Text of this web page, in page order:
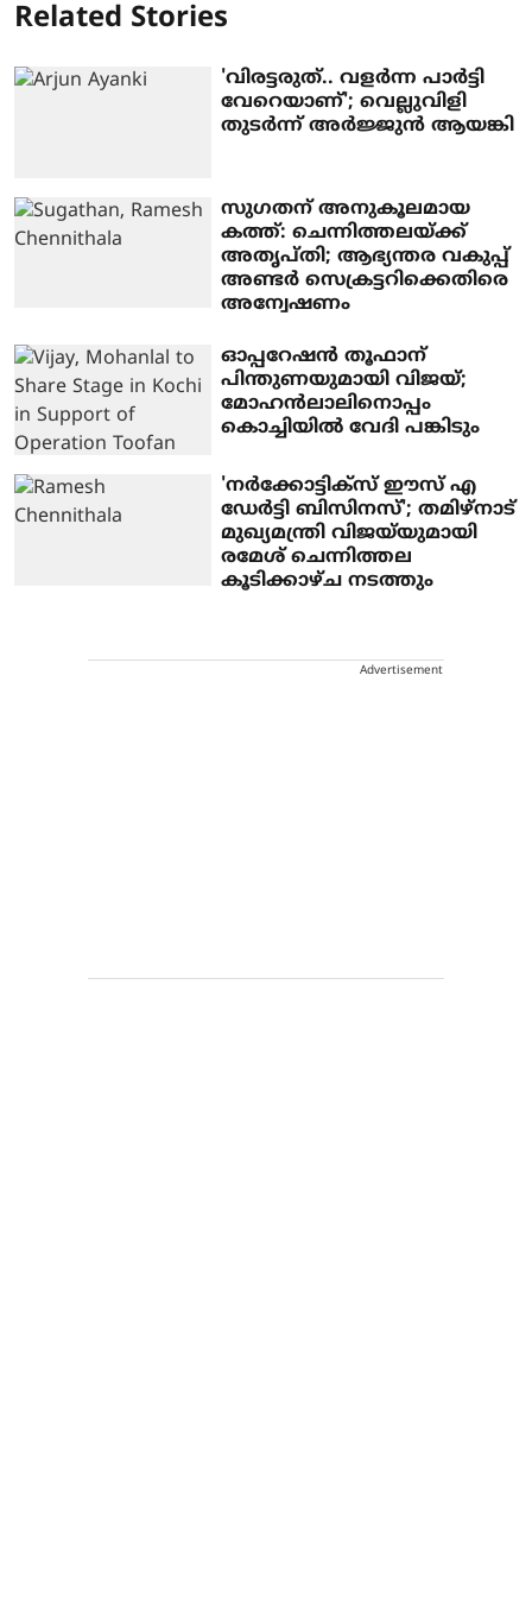
Related Stories
'വിരട്ടരുത്.. വളര്‍ന്ന പാര്‍ട്ടി
വേറെയാണ്'; വെല്ലുവിളി
തുടര്‍ന്ന് അര്‍ജ്ജുന്‍ ആയങ്കി
സുഗതന് അനുകൂലമായ
കത്ത്: ചെന്നിത്തലയ്ക്ക്
അതൃപ്തി; ആഭ്യന്തര വകുപ്പ്
അണ്ടര്‍ സെക്രട്ടറിക്കെതിരെ
അന്വേഷണം
ഓപ്പറേഷന്‍ തൂഫാന്
പിന്തുണയുമായി വിജയ്;
മോഹന്‍ലാലിനൊപ്പം
കൊച്ചിയില്‍ വേദി പങ്കിടും
'നര്‍ക്കോട്ടിക്‌സ് ഈസ് എ
ഡേര്‍ട്ടി ബിസിനസ്'; തമിഴ്‌നാട്
മുഖ്യമന്ത്രി വിജയ്‌യുമായി
രമേശ് ചെന്നിത്തല
കൂടിക്കാഴ്ച നടത്തും
Advertisement